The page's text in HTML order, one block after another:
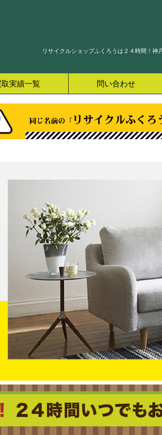
リサイクルショップふくろうは２４時間！神
実績一覧 問い合わせ